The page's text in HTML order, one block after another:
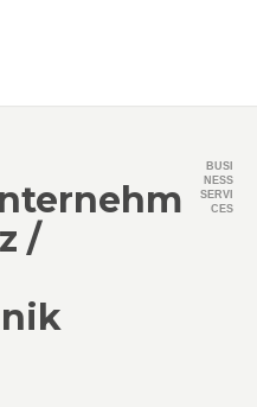
/
BUSI
NESS
SERVI
CES